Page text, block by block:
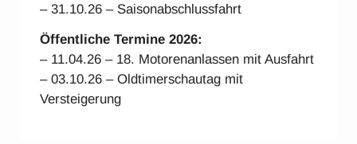
– 31.10.26 – Saisonabschlussfahrt
Öffentliche Termine 2026:
– 11.04.26 – 18. Motorenanlassen mit Ausfahrt
– 03.10.26 – Oldtimerschautag mit
Versteigerung